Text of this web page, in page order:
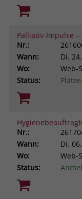
Palliativ-Impulse
Nr.:
Wann:
Di.
Wo:
Web-
Status:
Nr.:
Wann:
Di.
Wo:
Web-
Status: